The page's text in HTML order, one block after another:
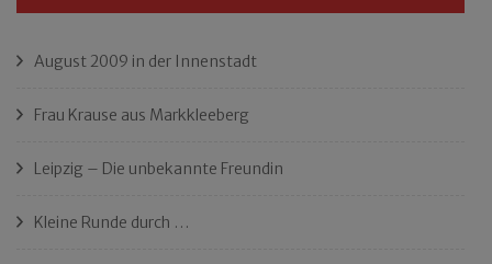
August 2009 in der Innenstadt
Frau Krause aus Markkleeberg
Leipzig – Die unbekannte Freundin
Kleine Runde durch …